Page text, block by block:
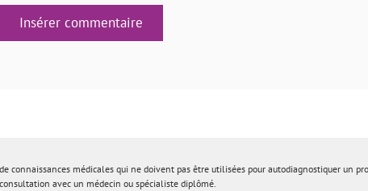
Insérer commentaire
connaissances médicales qui ne doivent pas être utilisées pour autodiagnostiquer un
avec un médecin ou spécialiste diplômé.